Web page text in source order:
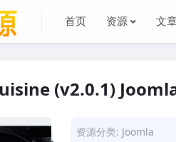
首页 资源 文
(v2.0.1)
资源分类: Joomla